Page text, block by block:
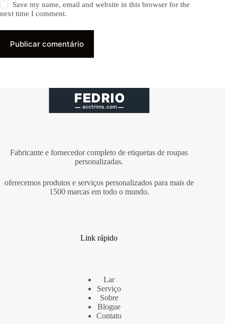
Save my name, email and website in this browser for the
next time I comment.
Publicar comentário
Fabricante e fornecedor completo de etiquetas de roupas
personalizadas.
oferecemos produtos e serviços personalizados para mais de
1500 marcas em todo o mundo.
Link rápido
Lar
Serviço
Sobre
Blogue
Contato